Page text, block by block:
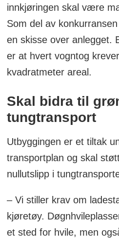
innkjøringen skal være
Som del av
en skisse over anlegget.
er at hvert vogntog
kvadratmeter areal.
Skal bidra til
tungtransport
Utbyggingen er et tiltak
transportplan og skal
nullutslipp i
– Vi stiller krav om
kjøretøy.
et sted for hvile, men